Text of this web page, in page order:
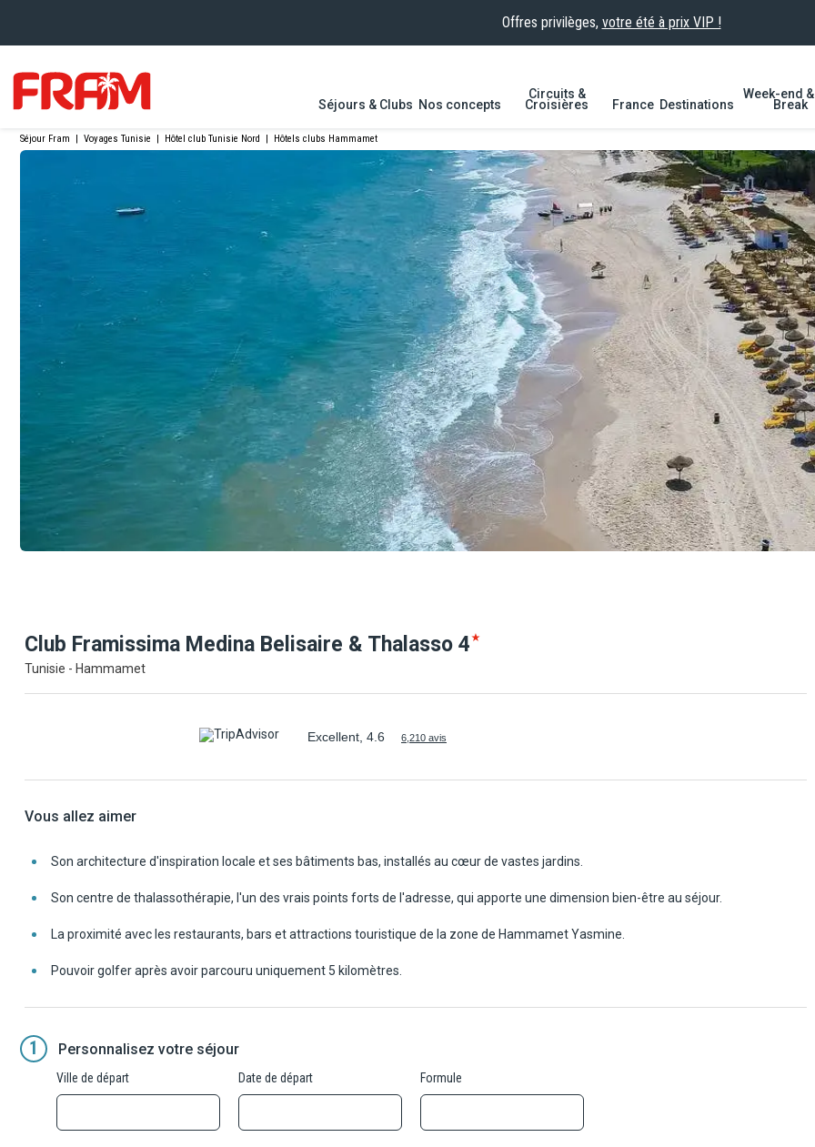
Offres privilèges, votre été à prix VIP !
Séjours & Clubs Nos concepts
Circuits &
Croisières France Destinations
Week-end
Break
Séjour Fram | Voyages Tunisie | Hôtel club Tunisie Nord | Hôtels clubs Hammamet
Club Framissima Medina Belisaire & Thalasso 4
Tunisie - Hammamet
Excellent, 4.6 6,210 avis
Vous allez aimer
Son architecture d'inspiration locale et ses bâtiments bas, installés au cœur de vastes jardins.
Son centre de thalassothérapie, l'un des vrais points forts de l'adresse, qui apporte une dimension bien-être au séjour.
La proximité avec les restaurants, bars et attractions touristique de la zone de Hammamet Yasmine.
Pouvoir golfer après avoir parcouru uniquement 5 kilomètres.
1 Personnalisez votre séjour
Ville de départ Date de départ Formule